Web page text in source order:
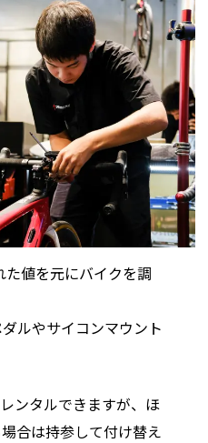
値を元にバイクを調
ルやサイコンマウント
ンタルできますが、ほ
合は持参して付け替え